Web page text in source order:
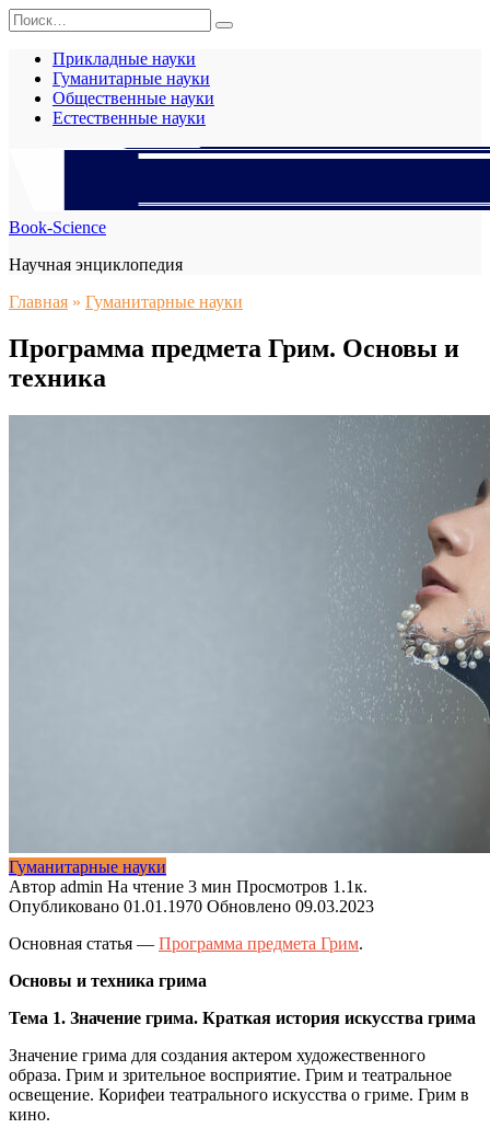
Перейти
к
содержанию
Search
for:
Прикладные науки
Гуманитарные науки
Общественные науки
Естественные науки
Book-Science
Научная энциклопедия
Главная » Гуманитарные науки
Программа предмета Грим. Основы и
техника
Гуманитарные науки
Автор admin На чтение 3 мин Просмотров 1.1к.
Опубликовано 01.01.1970 Обновлено 09.03.2023
Основная статья — Программа предмета Грим.
Основы и техника грима
Тема 1. Значение грима. Краткая история искусства грима
Значение грима для создания актером художественного
образа. Грим и зрительное восприятие. Грим и театральное
освещение. Корифеи театрального искусства о гриме. Грим в
кино.